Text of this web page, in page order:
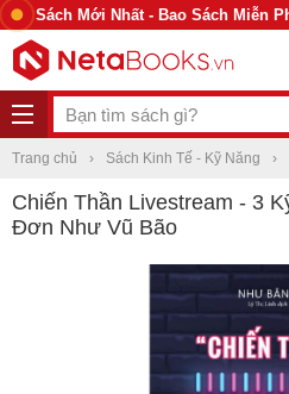
Sách Mới Nhất - Bao Sách Miễn Phí
Trang chủ Sách Kinh Tế - Kỹ Năng
Chiến Thần Livestream - 3
Đơn Như Vũ Bão